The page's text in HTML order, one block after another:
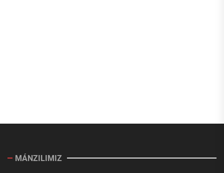
MÁNZILIMIZ